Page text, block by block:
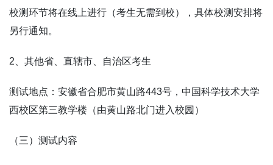
校测环节将在线上进行（考生无需到校），具体校测安排将
另行通知。
2 、其他省、直辖市、自治区考生
测试地点：安徽省合肥市黄山路443号，中国科学技术大学
西校区第三教学楼（由黄山路北门进入校园）
（三）测试内容